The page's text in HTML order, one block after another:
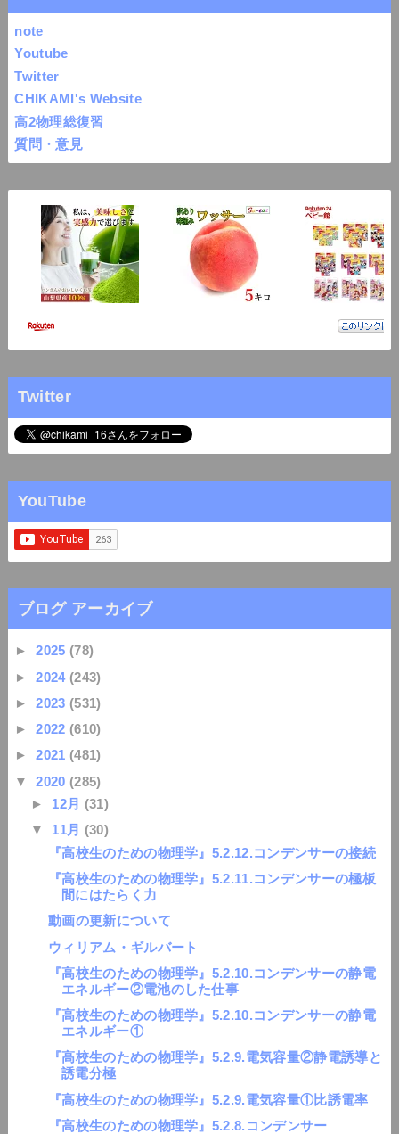
note
Youtube
Twitter
CHIKAMI's Website
高2物理総復習
質問・意見
Twitter
YouTube
ブログ アーカイブ
►2025 (78)
►2024 (243)
►2023 (531)
►2022 (610)
►2021 (481)
▼2020 (285)
► 12月 (31)
▼ 11月 (30)
『高校生のための物理学』5.2.12.コンデンサーの接続
『高校生のための物理学』5.2.11.コンデンサーの極板
間にはたらく力
動画の更新について
ウィリアム・ギルバート
『高校生のための物理学』5.2.10.コンデンサーの静電
エネルギー②電池のした仕事
『高校生のための物理学』5.2.10.コンデンサーの静電
エネルギー①
『高校生のための物理学』5.2.9.電気容量②静電誘導と
誘電分極
『高校生のための物理学』5.2.9.電気容量①比誘電率
『高校生のための物理学』5.2.8.コンデンサー